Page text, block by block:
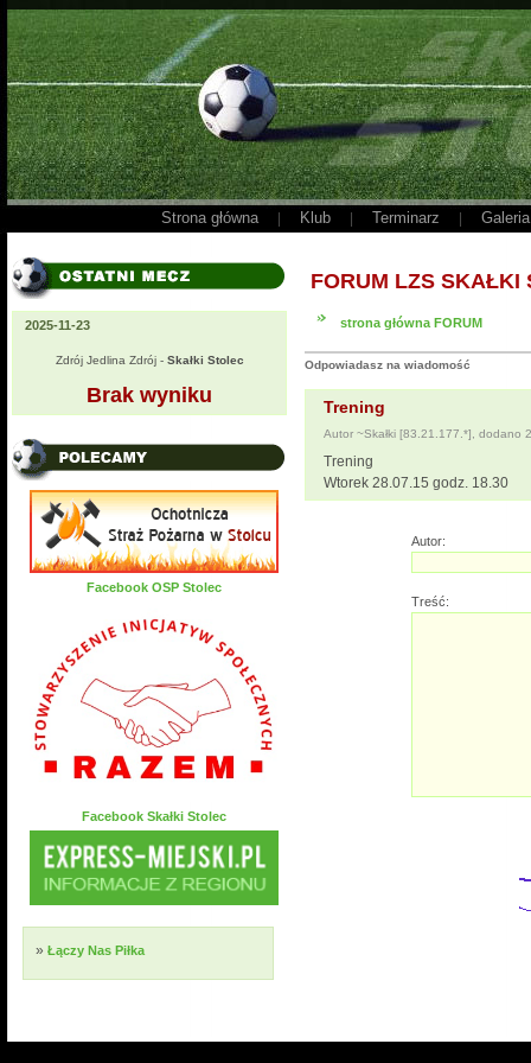
Strona główna Klub Terminarz Galeria
2025-11-23
Zdrój Jedlina Zdrój - Skałki Stolec
Brak wyniku
Facebook OSP Stolec
Facebook Skałki Stolec
» Łączy Nas Piłka
FORUM LZS SKAŁKI
strona główna FORUM
Odpowiadasz na wiadomość
Trening
Autor ~Skałki [83.21.177.*], dodano
Trening
Wtorek 28.07.15 godz. 18.30
Autor:
Treść: